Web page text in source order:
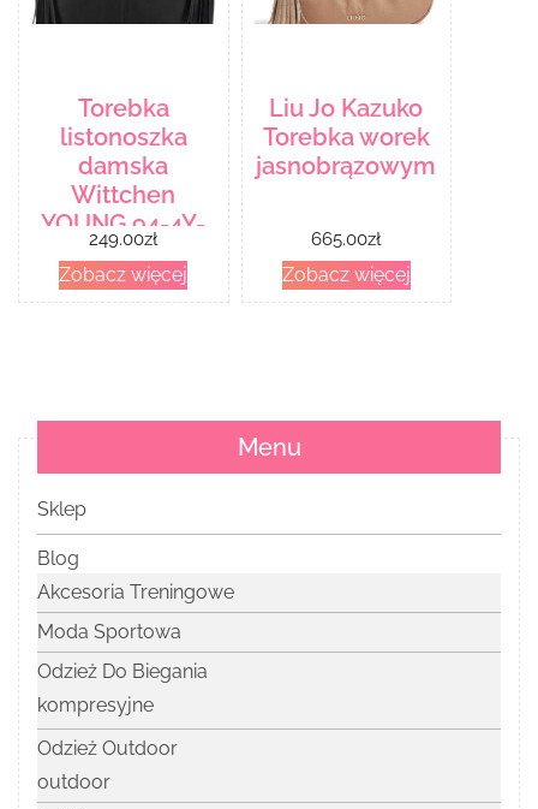
Torebka
listonoszka
damska
Wittchen
YOUNG 94-4Y-
007
249.00zł
Zobacz więcej
Liu Jo Kazuko
Torebka worek
jasnobrązowym
665.00zł
Zobacz więcej
Menu
Sklep
Blog
Akcesoria Treningowe
Moda Sportowa
Odzież Do Biegania
kompresyjne
Odzież Outdoor
outdoor